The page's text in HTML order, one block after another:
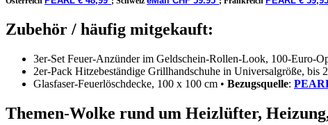
Zubehör / häufig mitgekauft:
3er-Set Feuer-Anzünder im Geldschein-Rollen-Look, 100-Euro-
2er-Pack Hitzebeständige Grillhandschuhe in Universalgröße, bis
Glasfaser-Feuerlöschdecke, 100 x 100 cm • Bezugsquelle:
Themen-Wolke rund um Heizlüfter,